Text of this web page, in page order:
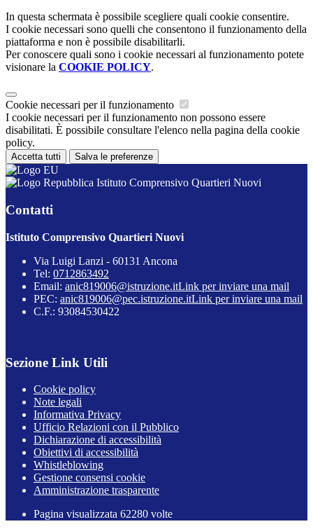
In questa schermata è possibile scegliere quali cookie consentire.
I cookie necessari sono quelli che consentono il funzionamento della
piattaforma e non è possibile disabilitarli.
Per conoscere quali sono i cookie necessari al funzionamento potete
visionare la COOKIE POLICY.
Cookie necessari per il funzionamento
I cookie necessari per il funzionamento non possono essere
disabilitati. È possibile consultare l'elenco nella pagina della cookie
policy.
Accetta tutti Salva le preferenze
Istituto Comprensivo Quartieri Nuovi
Contatti
Istituto Comprensivo Quartieri Nuovi
Via Luigi Lanzi - 60131 Ancona
Tel: 0712863492
Email: anic819006@istruzione.itLink per inviare una mail
PEC: anic819006@pec.istruzione.itLink per inviare una mail
C.F.: 93084530422
Sezione Link Utili
Cookie policy
Note legali
Informativa Privacy
Ufficio Relazioni con il Pubblico
Dichiarazione di accessibilità
Obiettivi di accessibilità
Whistleblowing
Gestione consensi cookie
Amministrazione trasparente
Pagina visualizzata 62280 volte